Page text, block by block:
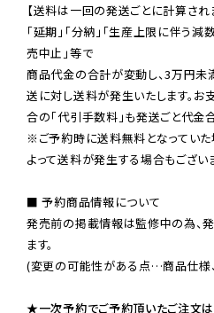
【送料は一回の発送ごとに計算され
「延期」「分納」「生産上限に伴う減
売中止」等で
商品代金の合計が変動し、3万円未
送に対し送料が発生いたします。お
※ご予約時に送料無料となってい
よって送料が発生する場合もござい
■ 予約商品情報について
発売前の掲載情報は監修中の為、
ます。
(変更の可能性がある点…商品仕様
★一次予約でご予約頂いたご注文は